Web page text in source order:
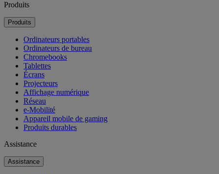
Produits
Produits
Ordinateurs portables
Ordinateurs de bureau
Chromebooks
Tablettes
Écrans
Projecteurs
Affichage numérique
Réseau
e-Mobilité
Appareil mobile de gaming
Produits durables
Assistance
Assistance